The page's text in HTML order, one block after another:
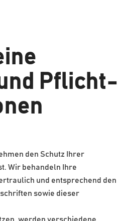
Pflicht­
den Schutz Ihrer
Wir behandeln Ihre
und entsprechend den
sowie dieser